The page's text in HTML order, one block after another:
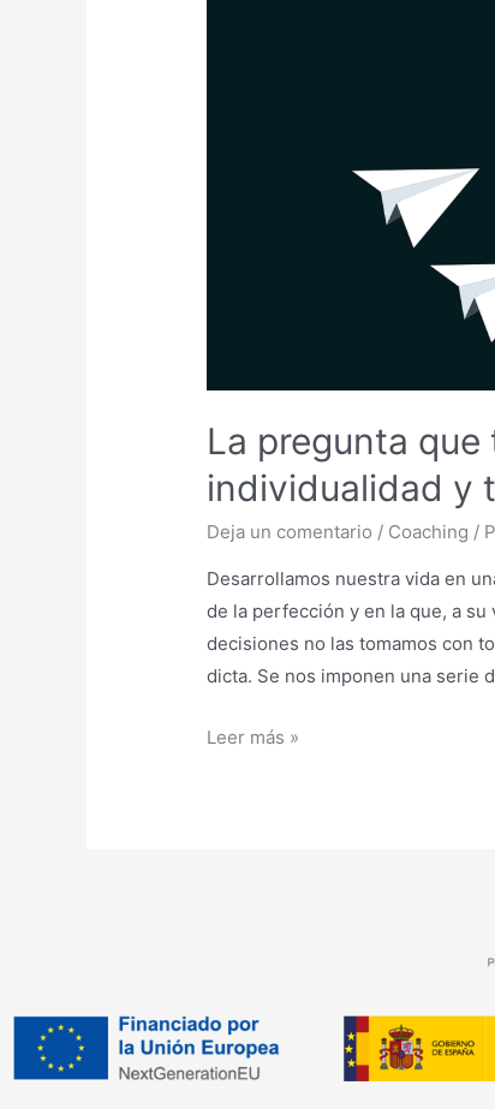
La pregunta
individualidad y
Deja un comentario / Coaching /
Desarrollamos nuestra vida en
de la perfección y en la que, a su
decisiones no las tomamos con
dicta. Se nos imponen una serie
Leer más »